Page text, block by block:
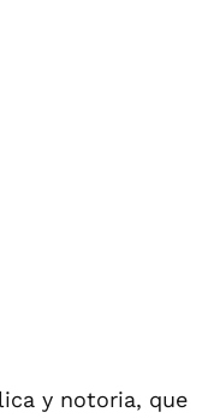
y notoria, que